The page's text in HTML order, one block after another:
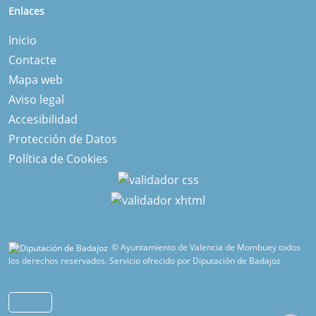
Enlaces
Inicio
Contacte
Mapa web
Aviso legal
Accesibilidad
Protección de Datos
Política de Cookies
© Ayuntamiento de Valencia de Mombuey todos
los derechos reservados.Servicio ofrecido por Diputación de Badajoz